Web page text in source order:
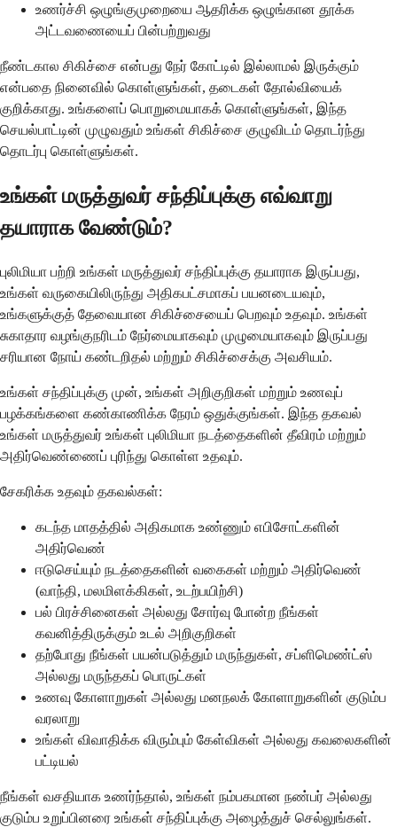
உணர்ச்சி ஒழுங்குமுறையை ஆதரிக்க ஒழுங்கான தூக்க
அட்டவணையைப் பின்பற்றுவது
நீண்டகால சிகிச்சை என்பது நேர் கோட்டில் இல்லாமல் இருக்கும்
என்பதை நினைவில் கொள்ளுங்கள், தடைகள் தோல்வியைக்
குறிக்காது. உங்களைப் பொறுமையாகக் கொள்ளுங்கள், இந்த
செயல்பாட்டின் முழுவதும் உங்கள் சிகிச்சை குழுவிடம் தொடர்ந்து
தொடர்பு கொள்ளுங்கள்.
உங்கள் மருத்துவர் சந்திப்புக்கு எவ்வாறு
தயாராக வேண்டும்?
புலிமியா பற்றி உங்கள் மருத்துவர் சந்திப்புக்கு தயாராக இருப்பது,
உங்கள் வருகையிலிருந்து அதிகபட்சமாகப் பயனடையவும்,
உங்களுக்குத் தேவையான சிகிச்சையைப் பெறவும் உதவும். உங்கள்
சுகாதார வழங்குநரிடம் நேர்மையாகவும் முழுமையாகவும் இருப்பது
சரியான நோய் கண்டறிதல் மற்றும் சிகிச்சைக்கு அவசியம்.
உங்கள் சந்திப்புக்கு முன், உங்கள் அறிகுறிகள் மற்றும் உணவுப்
பழக்கங்களை கண்காணிக்க நேரம் ஒதுக்குங்கள். இந்த தகவல்
உங்கள் மருத்துவர் உங்கள் புலிமியா நடத்தைகளின் தீவிரம் மற்றும்
அதிர்வெண்ணைப் புரிந்து கொள்ள உதவும்.
சேகரிக்க உதவும் தகவல்கள்:
கடந்த மாதத்தில் அதிகமாக உண்ணும் எபிசோட்களின்
அதிர்வெண்
ஈடுசெய்யும் நடத்தைகளின் வகைகள் மற்றும் அதிர்வெண்
(வாந்தி, மலமிளக்கிகள், உடற்பயிற்சி)
பல் பிரச்சினைகள் அல்லது சோர்வு போன்ற நீங்கள்
கவனித்திருக்கும் உடல் அறிகுறிகள்
தற்போது நீங்கள் பயன்படுத்தும் மருந்துகள், சப்ளிமெண்ட்ஸ்
அல்லது மருந்தகப் பொருட்கள்
உணவு கோளாறுகள் அல்லது மனநலக் கோளாறுகளின் குடும்ப
வரலாறு
உங்கள் விவாதிக்க விரும்பும் கேள்விகள் அல்லது கவலைகளின்
பட்டியல்
நீங்கள் வசதியாக உணர்ந்தால், உங்கள் நம்பகமான நண்பர் அல்லது
குடும்ப உறுப்பினரை உங்கள் சந்திப்புக்கு அழைத்துச் செல்லுங்கள்.